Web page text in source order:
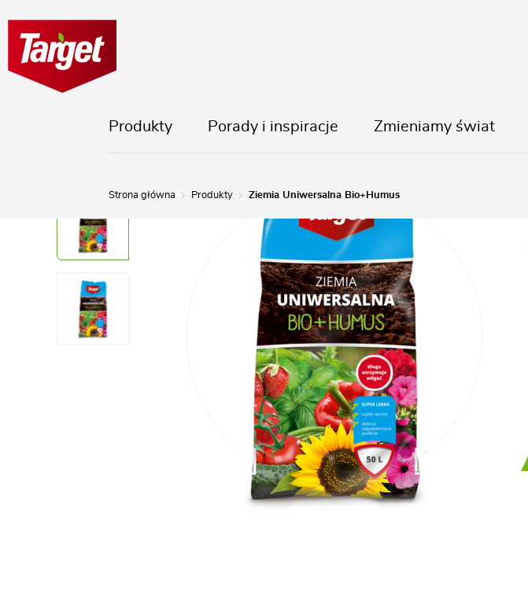
Produkty Porady i inspiracje Zmieniamy świat
Strona główna Produkty Ziemia Uniwersalna Bio+Humus